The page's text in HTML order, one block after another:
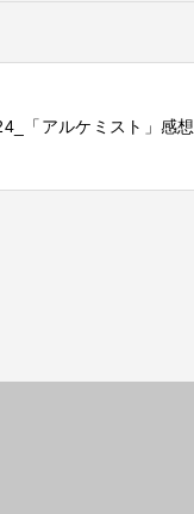
「アルケミスト」感想